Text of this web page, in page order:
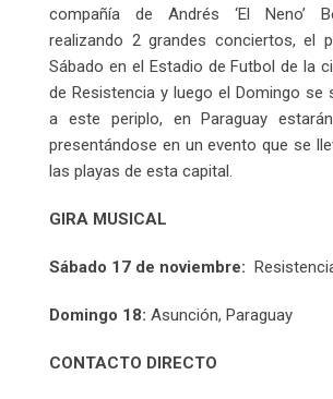
compañía de Andrés ‘El Neno’
realizando 2 grandes conciertos, el
Sábado en el Estadio de Futbol de la
de Resistencia y luego el Domingo se
a este periplo, en Paraguay
presentándose en un evento que se
las playas de esta capital.
GIRA MUSICAL
Sábado 17 de noviembre:
Domingo 18: Asunción, Paraguay
CONTACTO DIRECTO